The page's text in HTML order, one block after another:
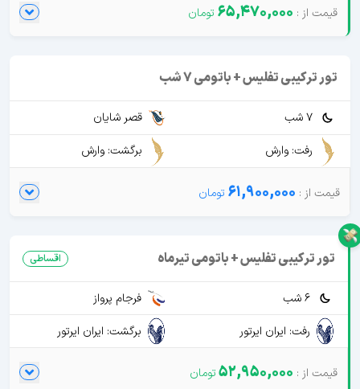
65,470,000
تور ترکیبی تفلیس + باتومی 7 شب
7 شب
قصر شایان
رفت: وارش
برگشت: وارش
61,900,000
تور ترکیبی تفلیس + باتومی تیرماه اقساطی
6 شب
فرجام پرواز
رفت: ایران ایرتور
برگشت: ایران ایرتور
52,950,000